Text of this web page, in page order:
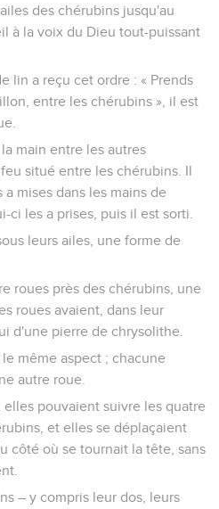
des chérubins jusqu'au
à la voix du Dieu tout-puissant
lin a reçu cet ordre : « Prends
entre les chérubins », il est
main entre les autres
situé entre les chérubins. Il
mises dans les mains de
les a prises, puis il est sorti.
leurs ailes, une forme de
roues près des chérubins, une
roues avaient, dans leur
d'une pierre de chrysolithe.
même aspect ; chacune
autre roue.
elles pouvaient suivre les quatre
et elles se déplaçaient
côté où se tournait la tête, sans
– y compris leur dos, leurs